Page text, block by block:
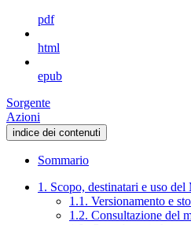
pdf
html
epub
Sorgente
Azioni
indice dei contenuti
Sommario
1. Scopo, destinatari e uso
1.1. Versionamento e
1.2. Consultazione del